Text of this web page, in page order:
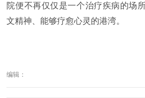
院便不再仅仅是一个治疗疾病的场
文精神、能够疗愈心灵的港湾。
编辑：